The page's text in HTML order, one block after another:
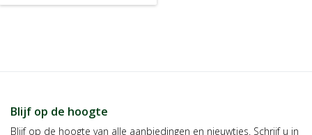
Blijf op de hoogte
Blijf op de hoogte van alle aanbiedingen en nieuwtjes. Schrijf u in